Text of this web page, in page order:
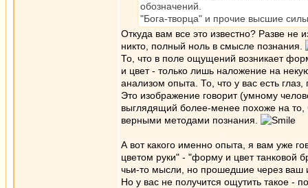
обозначений.
"Бога-творца" и прочие высшие
Откуда вам все это известно? Разве
никто, полный ноль в смысле познания.
То, что в поле ощущений возникает
и цвет - только лишь наложение на
анализом опыта. То, что у вас есть
Это изображение говорит (умному
выглядящий более-менее похоже на то,
верными методами познания.
А вот какого именно опыта, я вам уже
цветом руки" - "форму и цвет танковой
чьи-то мысли, но прошедшие через ваш
Но у вас не получится ощутить такое -